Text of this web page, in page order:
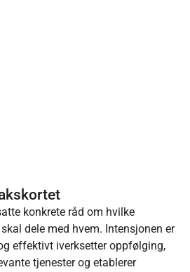
konkrete råd om hvilke
dele med hvem. Intensjonen er
effektivt iverksetter oppfølging,
tjenester og etablerer